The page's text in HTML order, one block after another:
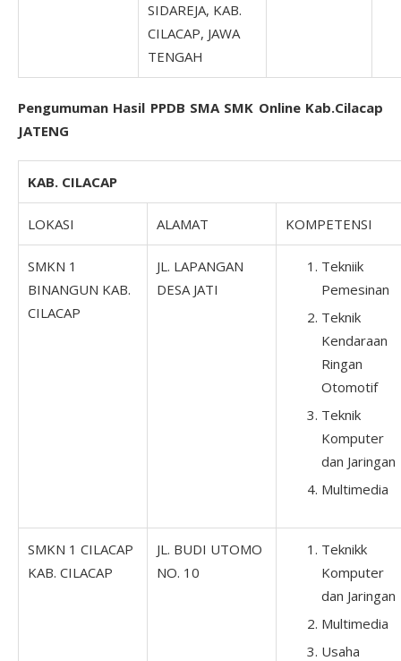
SIDAREJA, KAB.
CILACAP, JAWA
TENGAH
Pengumuman Hasil PPDB SMA SMK Online Kab.Cilacap
JATENG
KAB. CILACAP
LOKASI ALAMAT KOMPETENSI
SMKN 1
BINANGUN KAB.
CILACAP
JL. LAPANGAN
DESA JATI
Tekniik
Pemesinan
Teknik
Kendaraan
Ringan
Otomotif
Teknik
Komputer
dan Jaringan
Multimedia
SMKN 1 CILACAP
KAB. CILACAP
JL. BUDI UTOMO
NO. 10
Teknikk
Komputer
dan Jaringan
Multimedia
Usaha